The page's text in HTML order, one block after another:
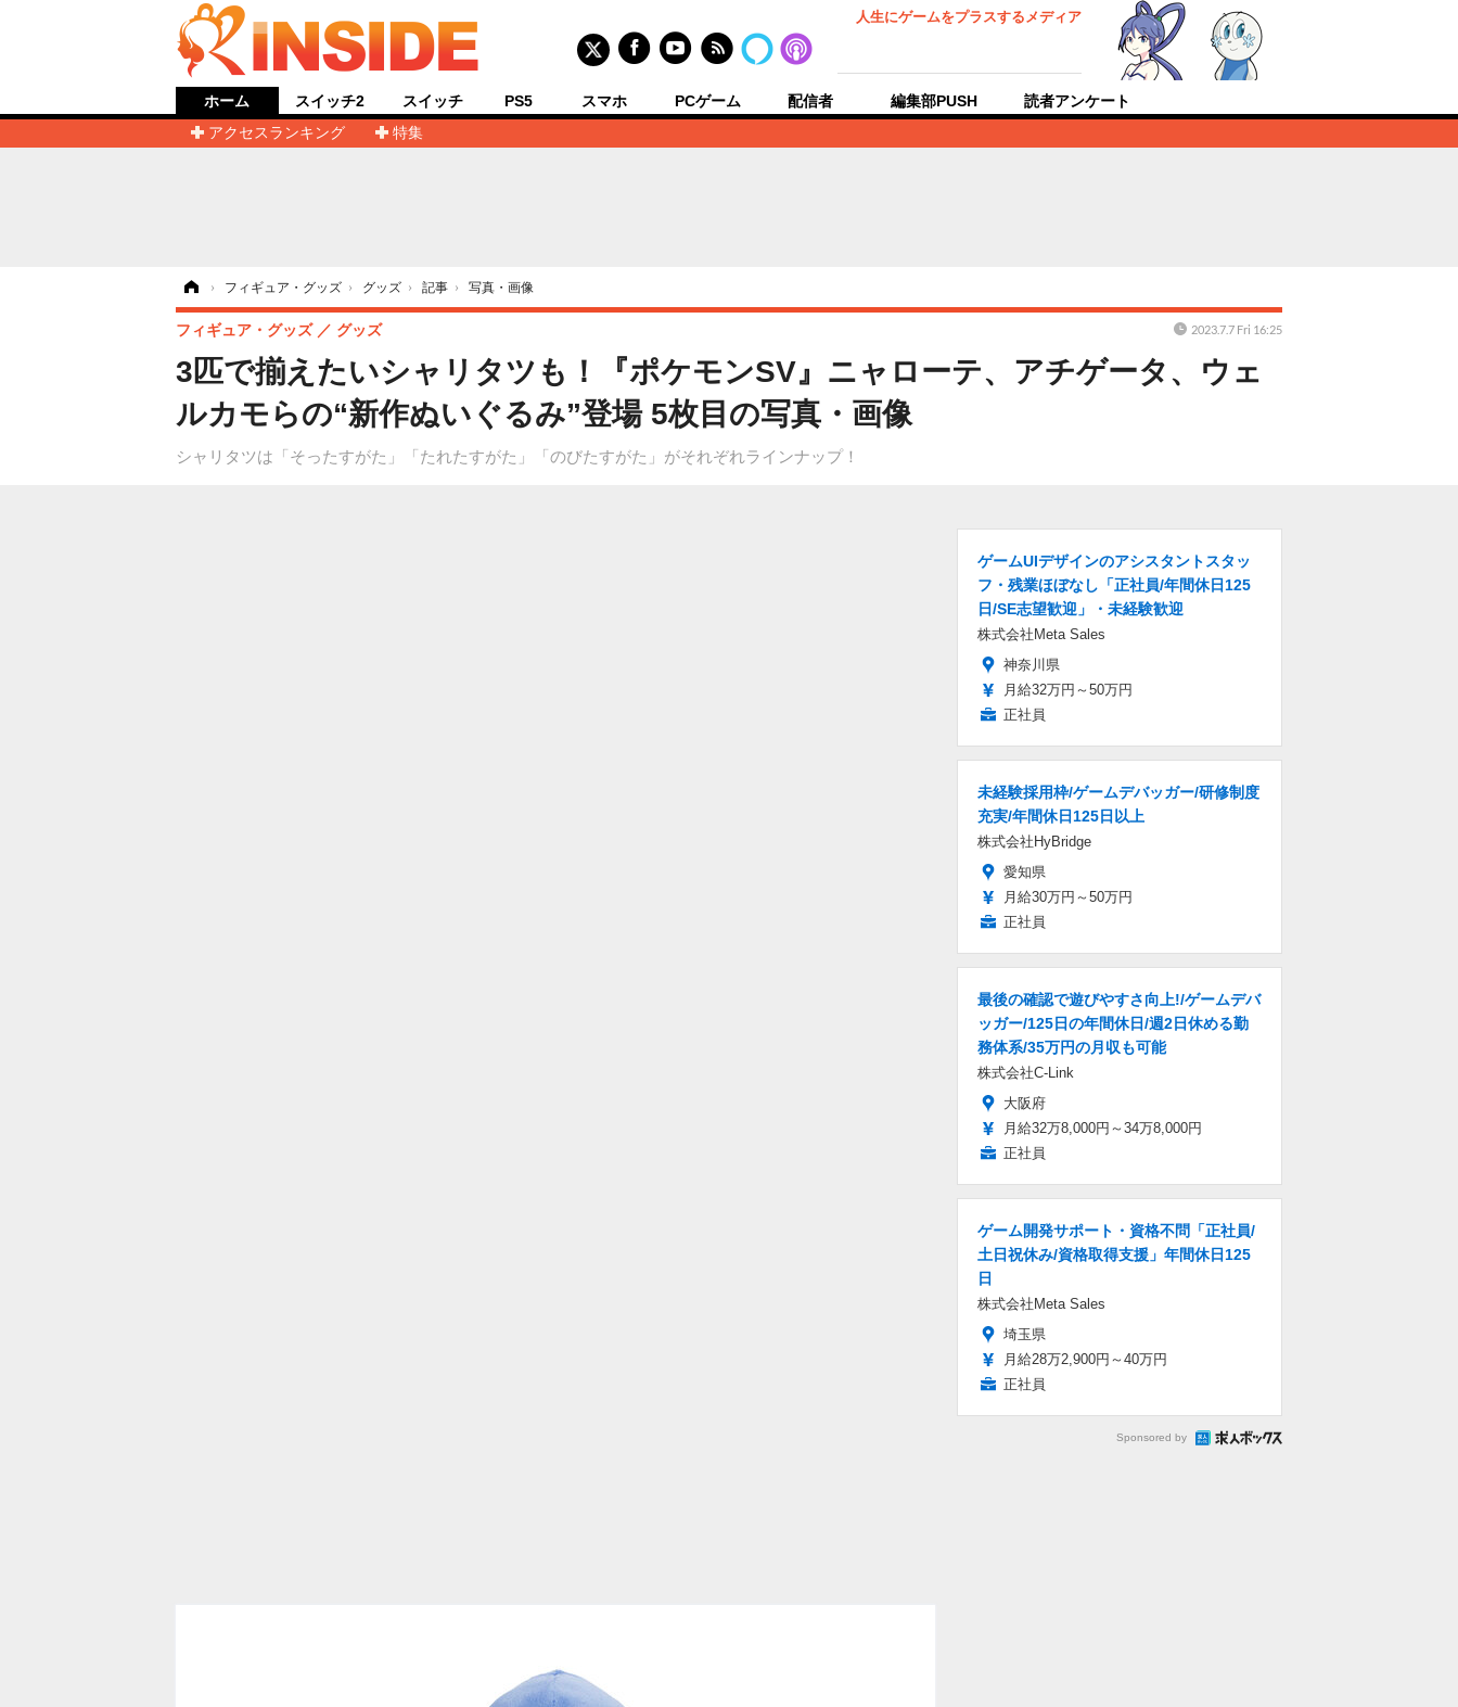
人生にゲームをプラスするメディア
ホーム
アクセスランキング
特集
スイッチ2 スイッチ PS5 スマホ PCゲーム 配信者 編集部PUSH 読者アンケート
› フィギュア・グッズ › グッズ › 記事 › 写真・画像
3匹で揃えたいシャリタツも！『ポケモンSV』ニャローテ、アチゲータ、ウェ
ルカモらの“新作ぬいぐるみ”登場 5枚目の写真・画像
シャリタツは「そったすがた」「たれたすがた」「のびたすがた」がそれぞれラインナップ！
フィギュア・グッズ グッズ 2023.7.7 Fri 16:25
ゲームUIデザインのアシスタントスタッ
フ・残業ほぼなし「正社員/年間休日125
日/SE志望歓迎」・未経験歓迎
株式会社Meta Sales
神奈川県
月給32万円～50万円
正社員
未経験採用枠/ゲームデバッガー/研修制度
充実/年間休日125日以上
株式会社HyBridge
愛知県
月給30万円～50万円
正社員
最後の確認で遊びやすさ向上!/ゲームデバ
ッガー/125日の年間休日/週2日休める勤
務体系/35万円の月収も可能
株式会社C-Link
大阪府
月給32万8,000円～34万8,000円
正社員
ゲーム開発サポート・資格不問「正社員/
土日祝休み/資格取得支援」年間休日125
日
株式会社Meta Sales
埼玉県
月給28万2,900円～40万円
正社員
Sponsored by